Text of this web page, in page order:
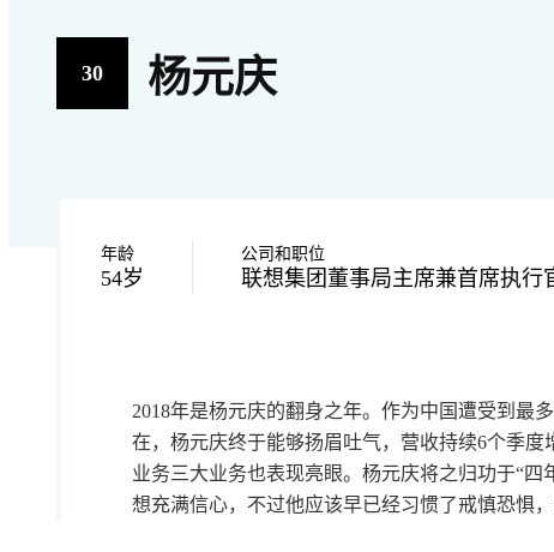
30 杨元庆
年龄
54岁
公司和职位
联想集团董事局主席兼首席执行
2018年是杨元庆的翻身之年。作为中国遭受到最
在，杨元庆终于能够扬眉吐气，营收持续6个季
业务三大业务也表现亮眼。杨元庆将之归功于“
想充满信心，不过他应该早已经习惯了戒慎恐惧，